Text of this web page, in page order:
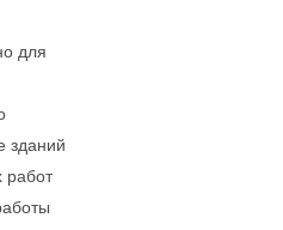
для
зданий
работ